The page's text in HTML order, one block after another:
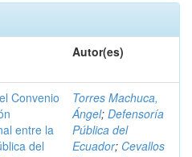
Autor(es)
Convenio
entre la
del
Torres Machuca,
Ángel; Defensoría
Pública del
Ecuador; Cevallos